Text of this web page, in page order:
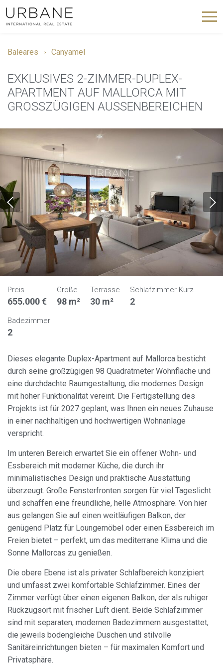
Baleares Canyamel
EXKLUSIVES 2-ZIMMER-DUPLEX-
APARTMENT AUF MALLORCA MIT
GROSSZÜGIGEN AUSSENBEREICHEN
Preis
655.000 €
Größe
98 m²
Terrasse
30 m²
Schlafzimmer Kurz
2
Badezimmer
2
Dieses elegante Duplex-Apartment auf Mallorca besticht
durch seine großzügigen 98 Quadratmeter Wohnfläche und
eine durchdachte Raumgestaltung, die modernes Design
mit hoher Funktionalität vereint. Die Fertigstellung des
Projekts ist für 2027 geplant, was Ihnen ein neues Zuhause
in einer nachhaltigen und hochwertigen Wohnanlage
verspricht.
Im unteren Bereich erwartet Sie ein offener Wohn- und
Essbereich mit moderner Küche, die durch ihr
minimalistisches Design und praktische Ausstattung
überzeugt. Große Fensterfronten sorgen für viel Tageslicht
und schaffen eine freundliche, helle Atmosphäre. Von hier
aus gelangen Sie auf einen weitläufigen Balkon, der
genügend Platz für Loungemöbel oder einen Essbereich im
Freien bietet – perfekt, um das mediterrane Klima und die
Sonne Mallorcas zu genießen.
Die obere Ebene ist als privater Schlafbereich konzipiert
und umfasst zwei komfortable Schlafzimmer. Eines der
Zimmer verfügt über einen eigenen Balkon, der als ruhiger
Rückzugsort mit frischer Luft dient. Beide Schlafzimmer
sind mit separaten, modernen Badezimmern ausgestattet,
die jeweils bodengleiche Duschen und stilvolle
Sanitäreinrichtungen bieten – für maximalen Komfort und
Privatsphäre.
Cookies ändern
Technik und Funktional
Immer aktiv
Diese Website verwendet eigene Cookies, um
Informationen zu sammeln, um unsere Dienste zu
verbessern. Wenn Sie weiter surfen, akzeptieren Sie deren
Installation. Der Benutzer hat die Möglichkeit, seinen
Browser zu konfigurieren und auf Wunsch zu verhindern,
dass er auf seiner Festplatte installiert wird, obwohl er
bedenken muss, dass dies zu Schwierigkeiten beim
Analytik und Anpassung
Sie ermöglichen die Beobachtung und Analyse des
Verhaltens der Nutzer dieser Website. Die durch diese Art
von Cookies gesammelten Informationen werden
verwendet, um die Aktivität des Webs zu messen, um
Benutzernavigationsprofile zu erstellen, um basierend auf
der Analyse der Nutzungsdaten der Benutzer des Dienstes
Verbesserungen einzuführen. Sie ermöglichen es uns, die
Präferenzinformationen des Benutzers zu speichern, um